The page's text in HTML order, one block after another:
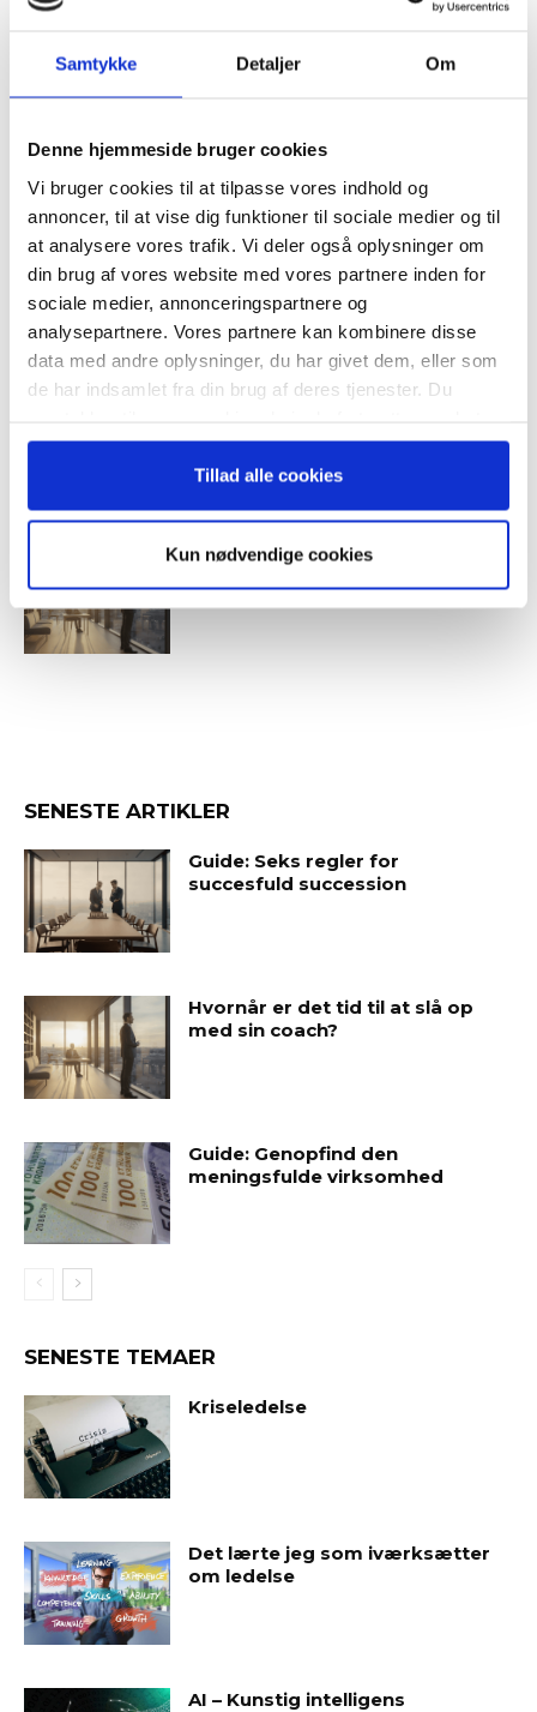
Samtykke Detaljer Om
Denne hjemmeside bruger cookies
Vi bruger cookies til at tilpasse vores indhold og
annoncer, til at vise dig funktioner til sociale medier og til
at analysere vores trafik. Vi deler også oplysninger om
din brug af vores website med vores partnere inden for
sociale medier, annonceringspartnere og
analysepartnere. Vores partnere kan kombinere disse
data med andre oplysninger, du har givet dem, eller som
de har indsamlet fra din brug af deres tjenester. Du
anvende vores hjemmeside.
Tillad alle cookies
Kun nødvendige cookies
Soencer Stuart
succession
RELATEREDE ARTIKLER
succesfuld succession
Hvornår er det tid til at slå op
med sin coach?
SENESTE ARTIKLER
Guide: Seks regler for
succesfuld succession
Hvornår er det tid til at slå op
med sin coach?
Guide: Genopfind den
meningsfulde virksomhed
SENESTE TEMAER
Kriseledelse
Det lærte jeg som iværksætter
om ledelse
AI – Kunstig intelligens
Tilmeld dig vores
nyhedsbrev
– og modtag Ole Borchs bog
“Succes i en dansk bestyrelse”
Bestyrelsesguidens ugentlige nyhedsbrev samt
Tilmeld